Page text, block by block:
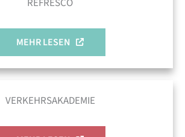
REFRESCO
MEHR LESEN
VERKEHRSAKADEMIE